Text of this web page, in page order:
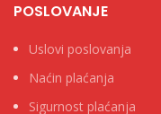
POSLOVANJE
Uslovi poslovanja
Naćin plaćanja
Sigurnost plaćanja